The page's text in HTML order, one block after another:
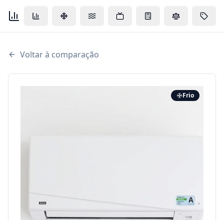
Voltar à comparação
Frio